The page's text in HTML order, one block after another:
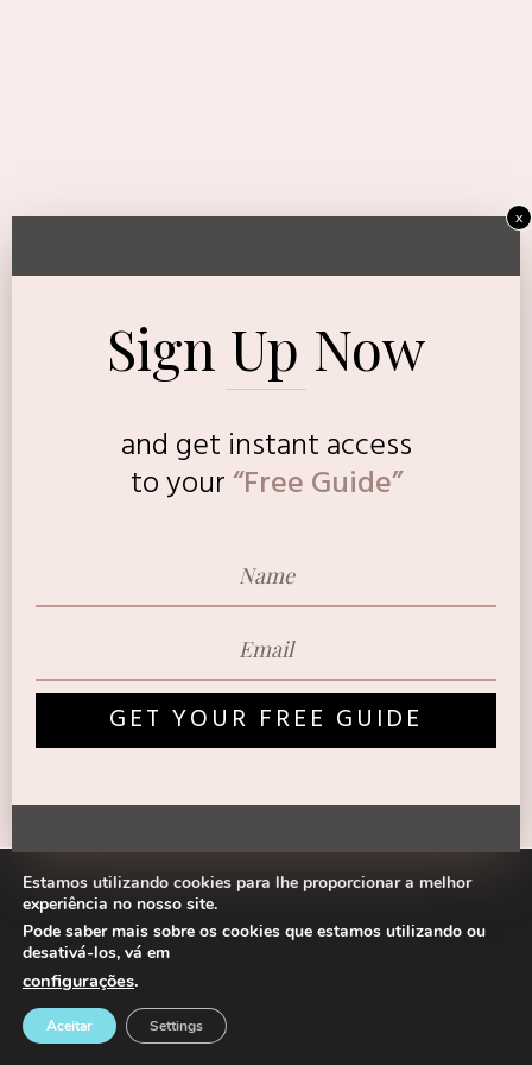
Sign Up Now
and get instant access
toyour“Free Guide”
GET YOUR FREE GUIDE
x
Estamos utilizando cookies para lhe proporcionar a melhor
experiência no nosso site.
Pode saber mais sobre os cookies que estamos utilizando ou
desativá-los, vá em
configurações.
Aceitar Settings